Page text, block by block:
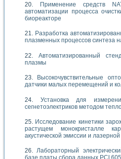
Применение средств
автоматизации процесса
биореакторе
Разработка
плазменных процессов синтеза
Автоматизированный
плазмы
Высокочувствительные
датчики малых перемещений и
Установка для
сегнетоэлектриков методом
Исследование кинетики
растущем монокристалле
акустической эмиссии и
Лабораторный